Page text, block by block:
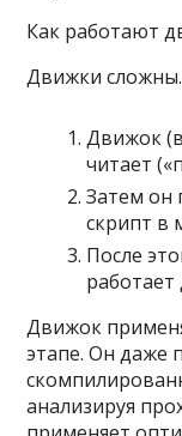
Как работают
Движки
Движок
читает
Затем он
скрипт в
После
работает
Движок
этапе. Он даже
анализируя